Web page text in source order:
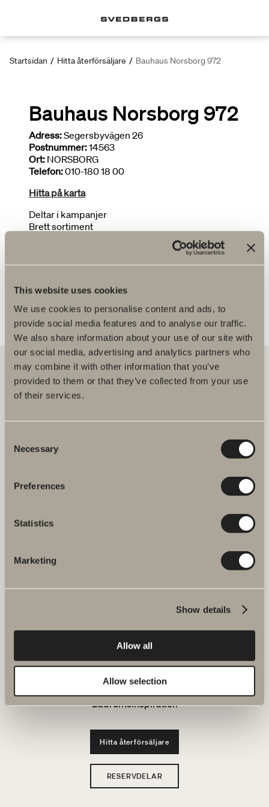
This website uses cookies
We use cookies to personalise content and ads, to
provide social media features and to analyse our traffic.
We also share information about your use of our site with
our social media, advertising and analytics partners who
may combine it with other information that you’ve
provided to them or that they’ve collected from your use
of their services.
Selection
Necessary
Preferences
Statistics
Marketing
Show details
Allow all
Allow selection
Startsidan / Hitta återförsäljare / Bauhaus Norsborg 972
Bauhaus Norsborg 972
Adress:Segersbyvägen 26
Postnummer:14563
Ort: NORSBORG
Telefon:010-180 18 00
Hitta på karta
Deltar i kampanjer
Brett sortiment
FLER ÅTERFÖRSÄLJARE
Hos oss hittar du allt för hela badrummet. Från badrumsmöbler,
Verkstadsvägen 1
Svedbergs kundservice.
Produkter
Ritverktyg
Hållbarhet
Badrumsinspiration
Hitta återförsäljare
RESERVDELAR